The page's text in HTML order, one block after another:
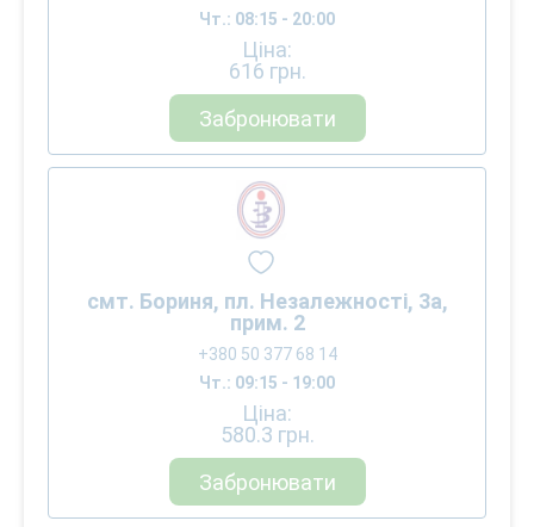
Чт.: 08:15 - 20:00
Ціна:
616 грн.
Забронювати
смт. Бориня, пл. Незалежності, 3а,
прим. 2
+380 50 377 68 14
Чт.: 09:15 - 19:00
Ціна:
580.3 грн.
Забронювати